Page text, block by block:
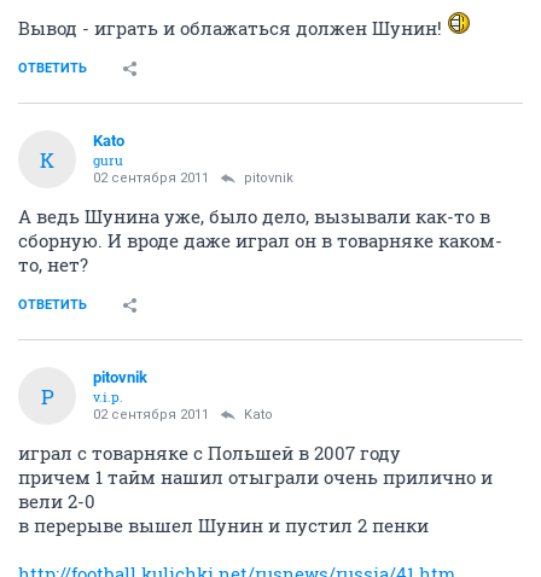
Вывод - играть и облажаться должен Шунин!
ОТВЕТИТЬ
K
Kato
guru
02 сентября 2011 pitovnik
А ведь Шунина уже, было дело, вызывали как-то в
сборную. И вроде даже играл он в товарняке каком-
то, нет?
ОТВЕТИТЬ
P
pitovnik
v.i.p.
02 сентября 2011 Kato
играл с товарняке с Польшей в 2007 году
причем 1 тайм нашил отыграли очень прилично и
вели 2-0
в перерыве вышел Шунин и пустил 2 пенки